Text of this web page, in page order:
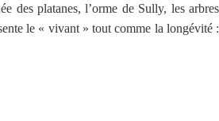
des platanes, l’orme de Sully, les arbres
le « vivant » tout comme la longévité :